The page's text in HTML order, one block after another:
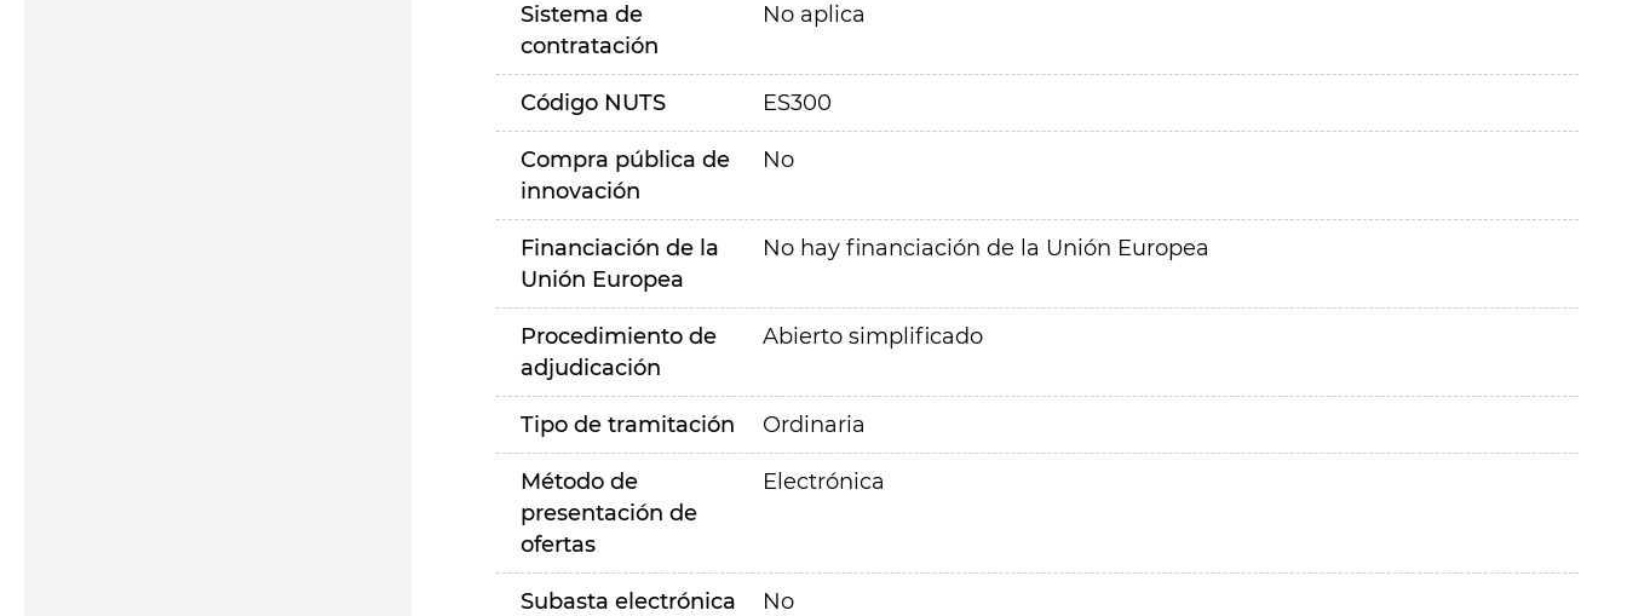
Sistema de
contratación
No aplica
Código NUTS ES300
Compra pública de
innovación
No
Financiación de la
Unión Europea
No hay financiación de la Unión Europea
Procedimiento de
adjudicación
Abierto simplificado
Tipo de tramitación Ordinaria
Método de
presentación de
ofertas
Electrónica
Subasta electrónica No